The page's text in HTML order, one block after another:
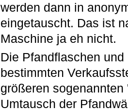
werden dann in
eingetauscht. Das ist
Maschine ja eh nicht.
Die Pfandflaschen
bestimmten
größeren sogenannten
Umtausch der